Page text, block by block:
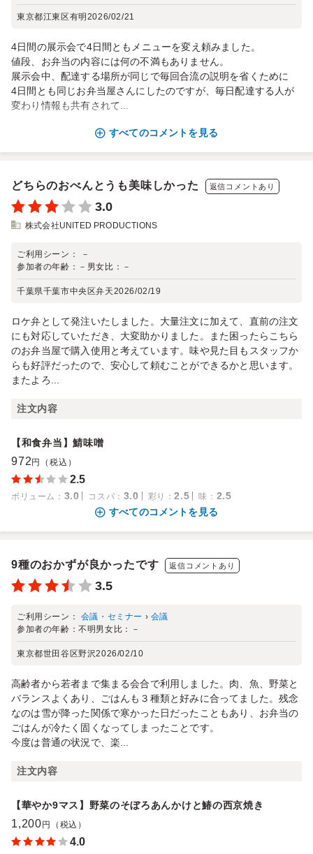
東京都江東区有明 2026/02/21
4日間の展示会で4日間ともメニューを変え頼みました。
値段、お弁当の内容には何の不満もありません。
展示会中、配達する場所が同じで毎回合流の説明を省くために
4日間とも同じお弁当屋さんにしたのですが、毎日配達する人が
変わり情報も共有されて...
すべてのコメントを見る
どちらのおべんとうも美味しかった 返信コメントあり
3.0
株式会社UNITED PRODUCTIONS
ご利用シーン：
－
参加者の年齢： － 男女比： －
千葉県千葉市中央区弁天2026/02/19
ロケ弁として発注いたしました。大量注文に加えて、直前の注文
にも対応していただき、大変助かりました。また困ったらこちら
のお弁当屋で購入使用と考えています。味や見た目もスタッフか
らも好評だったので、安心して頼むことができるかと思います。
またよろ...
注文内容
【和食弁当】鯖味噌
972 円（税込）
2.5
ボリューム ： 3.0 コスパ ： 3.0 彩り ：2.5 味 ： 2.5
すべてのコメントを見る
9種のおかずが良かったです 返信コメントあり
3.5
ご利用シーン： 会議・セミナー › 会議
参加者の年齢：不明 男女比： －
東京都世田谷区野沢2026/02/10
高齢者から若者まで集まる会合で利用しました。肉、魚、野菜と
バランスよくあり、ごはんも３種類と好みに合ってました。残念
なのは雪が降った関係で寒かった日だったこともあり、お弁当の
ごはんが冷たく固くなってしまったことです。
今度は普通の状況で、楽...
注文内容
【華やか9マス】野菜のそぼろあんかけと鰆の西京焼き
1,200 円（税込）
4.0